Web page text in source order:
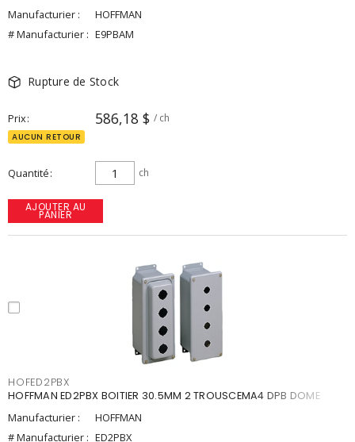
Manufacturier :
HOFFMAN
# Manufacturier : E9PBAM
Rupture de Stock
Prix 586,18 $ / ch
AUCUN RETOUR
Quantité ch
AJOUTER AU
PANIER
HOFED2PBX
HOFFMAN ED2PBX BOITIER 30.5MM 2 TROUSCEMA4 DPB DOME
Manufacturier :
HOFFMAN
# Manufacturier : ED2PBX